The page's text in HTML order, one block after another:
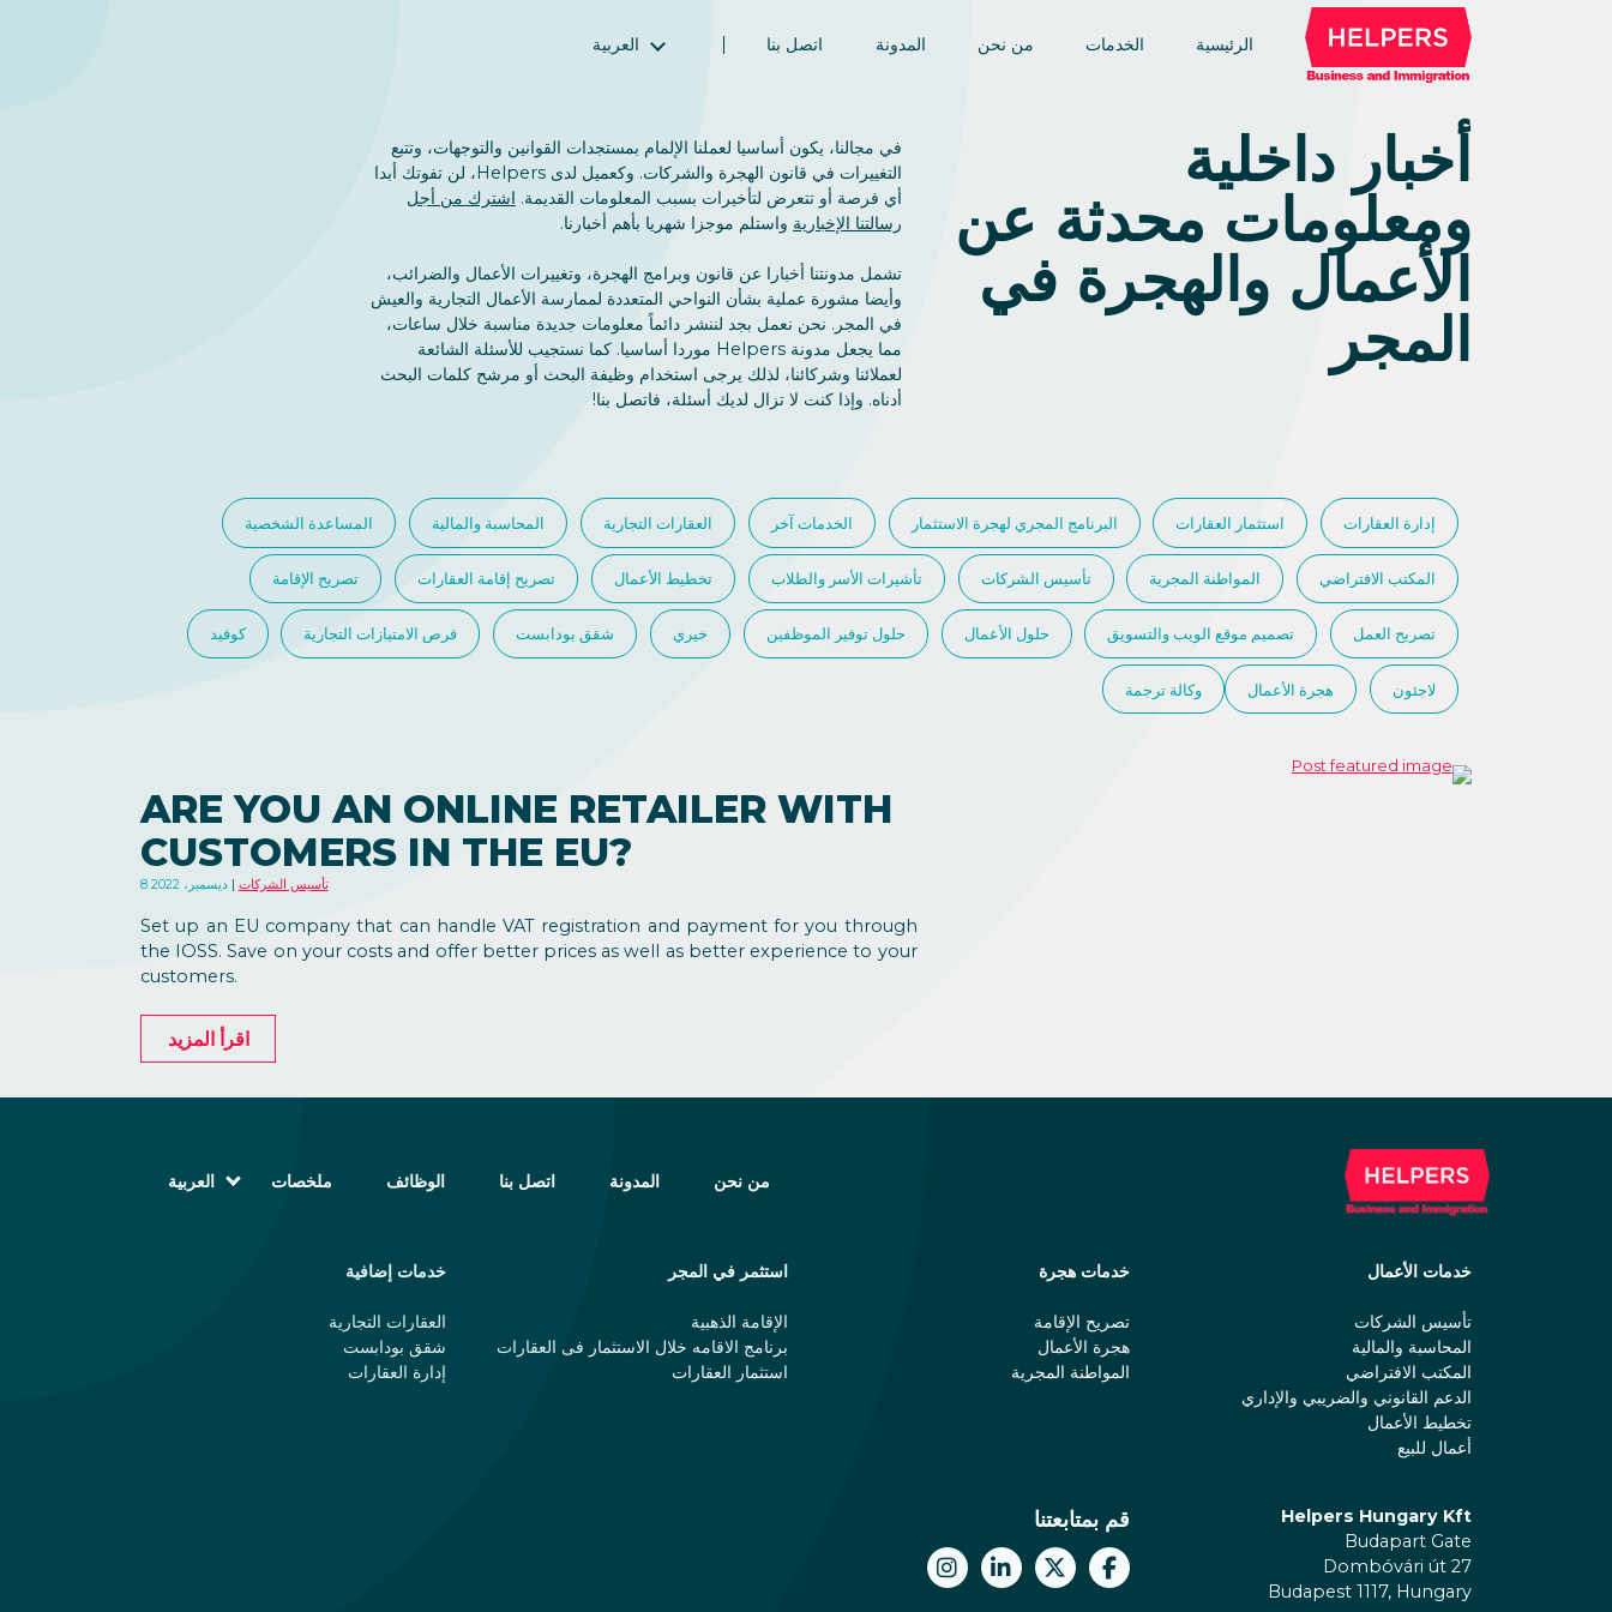
الرئيسية الخدمات من نحن المدونة اتصل بنا العربية
فارسی (الفارسية)
Русский (الروسية)
Türkçe (تركية)
简体中文 (الصينية المبسطة)
أخبار داخلية
ومعلومات محدثة عن
الأعمال والهجرة في
المجر
في مجالنا، يكون أساسيا لعملنا الإلمام بمستجدات القوانين والتوجهات، وتتبع
التغييرات في قانون الهجرة والشركات. وكعميل لدى Helpers، لن تفوتك أبدا
أي فرصة أو تتعرض لتأخيرات بسبب المعلومات القديمة. اشترك من أجل
رسالتنا الإخبارية واستلم موجزا شهريا بأهم أخبارنا.
تشمل مدونتنا أخبارا عن قانون وبرامج الهجرة، وتغييرات الأعمال والضرائب،
وأيضا مشورة عملية بشأن النواحي المتعددة لممارسة الأعمال التجارية والعيش
في المجر. نحن نعمل بجد لننشر دائماً معلومات جديدة مناسبة خلال ساعات،
مما يجعل مدونة Helpers موردا أساسيا. كما نستجيب للأسئلة الشائعة
لعملائنا وشركائنا، لذلك يرجى استخدام وظيفة البحث أو مرشح كلمات البحث
أدناه. وإذا كنت لا تزال لديك أسئلة، فاتصل بنا!
إدارة العقارات استثمار العقارات البرنامج المجري لهجرة الاستثمار الخدمات آخر العقارات التجارية المحاسبة والمالية المساعدة الشخصية
المكتب الافتراضي المواطنة المجرية تأسيس الشركات تأشيرات الأسر والطلاب تخطيط الأعمال تصريح إقامة العقارات تصريح الإقامة
تصريح العمل تصميم موقع الويب والتسويق حلول الأعمال حلول توفير الموظفين خيري شقق بودابست فرص الامتيازات التجارية كوفيد
لاجئون هجرة الأعمال وكالة ترجمة
ARE YOU AN ONLINE RETAILER WITH
CUSTOMERS IN THE EU?
8 ديسمبر، 2022 تأسيس الشركات
Set up an EU company that can handle VAT registration and payment for you through
the IOSS. Save on your costs and offer better prices as well as better experience to your
customers.
اقرأ المزيد
من نحن المدونة اتصل بنا الوظائف ملخصات
العربية
فارسی (الفارسية)
Español (الإسبانية)
Türkçe (تركية)
简体中文 (الصينية المبسطة)
خدمات الأعمال
تأسيس الشركات
المحاسبة والمالية
المكتب الافتراضي
الدعم القانوني والضريبي والإداري
تخطيط الأعمال
أعمال للبيع
خدمات هجرة
تصريح الإقامة
هجرة الأعمال
المواطنة المجرية
استثمر في المجر
الإقامة الذهبية
برنامج الاقامه خلال الاستثمار فی العقارات
استثمار العقارات
خدمات إضافية
العقارات التجارية
شقق بودابست
إدارة العقارات
Helpers Hungary Kft
Budapart Gate
Dombóvári út 27
Budapest 1117, Hungary
قم بمتابعتنا